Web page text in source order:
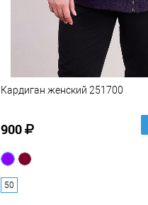
Кардиган женский 251700
900
50